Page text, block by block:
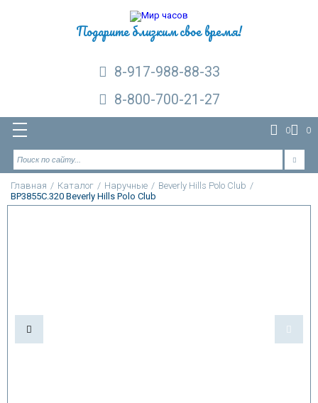
Подарите близким свое время!
8-917-988-88-33
8-800-700-21-27
0 0
Главная / Каталог / Наручные / Beverly Hills Polo Club /
BP3855C.320 Beverly Hills Polo Club